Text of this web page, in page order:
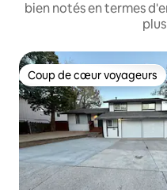
bien notés en termes
Coup de cœur voyageurs
Coup de cœur voyageurs